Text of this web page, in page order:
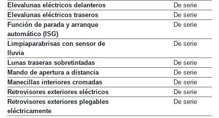
Elevalunas eléctricos delanteros
De serie
Elevalunas eléctricos traseros
De serie
Función de parada y arranque
automático (ISG)
De serie
Limpiaparabrisas con sensor de
lluvia
De serie
Lunas traseras sobretintadas
De serie
Mando de apertura a distancia
De serie
Manecillas interiores cromadas
De serie
Retrovisores exteriores eléctricos
De serie
Retrovisores exteriores plegables
eléctricamente
De serie